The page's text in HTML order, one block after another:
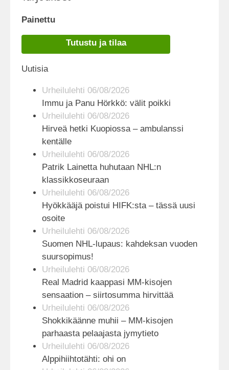
Painettu
Tutustu ja tilaa
Uutisia
Urheilulehti 06/08/2026
Immu ja Panu Hörkkö: välit poikki
Urheilulehti 06/08/2026
Hirveä hetki Kuopiossa – ambulanssi
kentälle
Urheilulehti 06/08/2026
Patrik Lainetta huhutaan NHL:n
klassikkoseuraan
Urheilulehti 06/08/2026
Hyökkääjä poistui HIFK:sta – tässä uusi
osoite
Urheilulehti 06/08/2026
Suomen NHL-lupaus: kahdeksan vuoden
suursopimus!
Urheilulehti 06/08/2026
Real Madrid kaappasi MM-kisojen
sensaation – siirtosumma hirvittää
Urheilulehti 06/08/2026
Shokkikäänne muhii – MM-kisojen
parhaasta pelaajasta jymytieto
Urheilulehti 06/08/2026
Alppihiihtotähti: ohi on